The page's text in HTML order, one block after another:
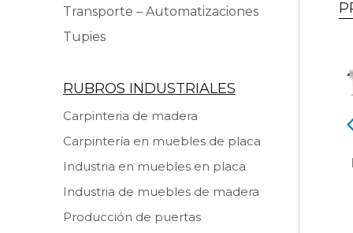
Transporte – Automatizaciones
Tupies
RUBROS INDUSTRIALES
Carpinteria de madera
Carpintería en muebles de placa
Industria en muebles en placa
Industria de muebles de madera
Producción de puertas
MAGGI BIG
Tronzadora Automática
CNC STROMAB TR 600
MATRIX
Ver producto